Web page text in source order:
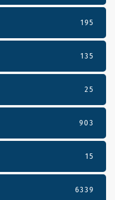
195
135
25
903
15
6339